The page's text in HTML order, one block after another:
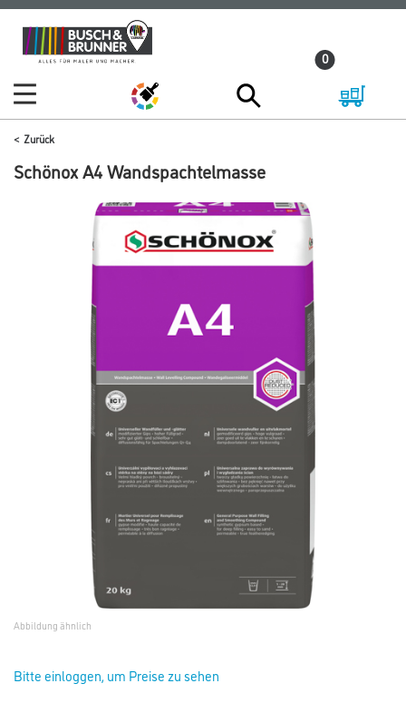
Zum
Inhalt
Zum
Navigationsmenü
0
Zurück
Schönox A4 Wandspachtelmasse
Abbildung ähnlich
Bitte einloggen, um Preise zu sehen